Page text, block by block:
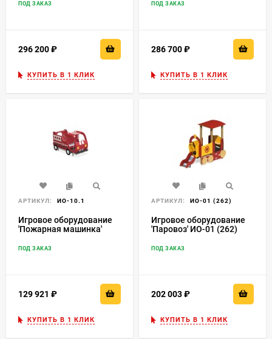
ПОД ЗАКАЗ
296 200
КУПИТЬ В 1 КЛИК
ПОД ЗАКАЗ
286 700
КУПИТЬ В 1 КЛИК
АРТИКУЛ: ИО-10.1
Игровое оборудование
'Пожарная машинка'
ПОД ЗАКАЗ
129 921
КУПИТЬ В 1 КЛИК
АРТИКУЛ: ИО-01 (262)
Игровое оборудование
'Паровоз' ИО-01 (262)
ПОД ЗАКАЗ
202 003
КУПИТЬ В 1 КЛИК